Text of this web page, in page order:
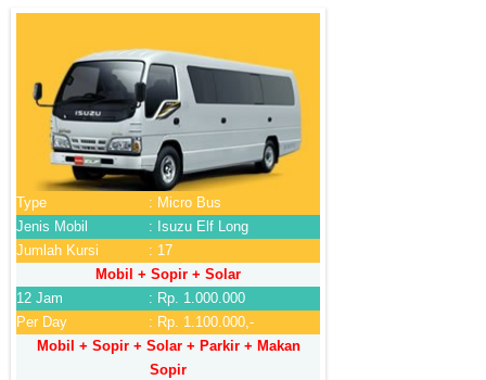
Type
: Micro Bus
Jenis Mobil
: Isuzu Elf Long
Jumlah Kursi
: 17
Mobil + Sopir + Solar
12 Jam
: Rp. 1.000.000
Per Day
: Rp. 1.100.000,-
Mobil + Sopir + Solar + Parkir + Makan
Sopir